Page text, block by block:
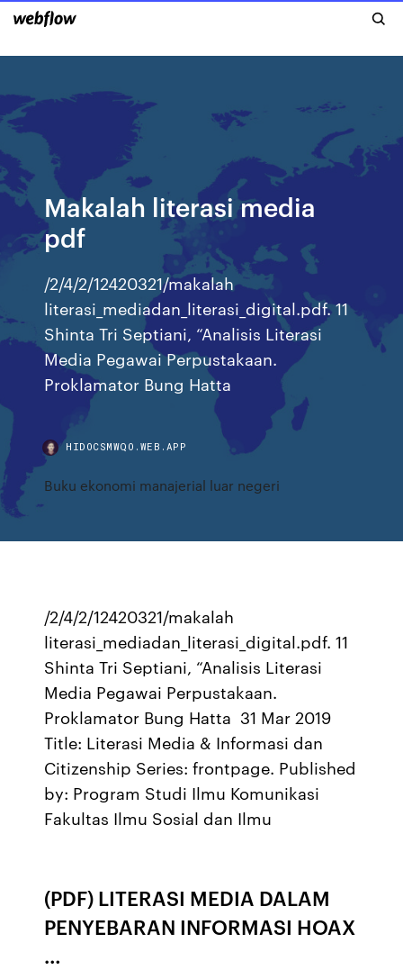
Makalah literasi media
pdf
/2/4/2/12420321/makalah
literasi_mediadan_literasi_digital.pdf. 11
Shinta Tri Septiani, “Analisis Literasi
Media Pegawai Perpustakaan.
Proklamator Bung Hatta
HIDOCSMWQO.WEB.APP
Buku ekonomi manajerial luar negeri
/2/4/2/12420321/makalah
literasi_mediadan_literasi_digital.pdf. 11
Shinta Tri Septiani, “Analisis Literasi
Media Pegawai Perpustakaan.
Proklamator Bung Hatta 31 Mar 2019
Title: Literasi Media & Informasi dan
Citizenship Series: frontpage. Published
by: Program Studi Ilmu Komunikasi
Fakultas Ilmu Sosial dan Ilmu
(PDF) LITERASI MEDIA DALAM
PENYEBARAN INFORMASI HOAX
…